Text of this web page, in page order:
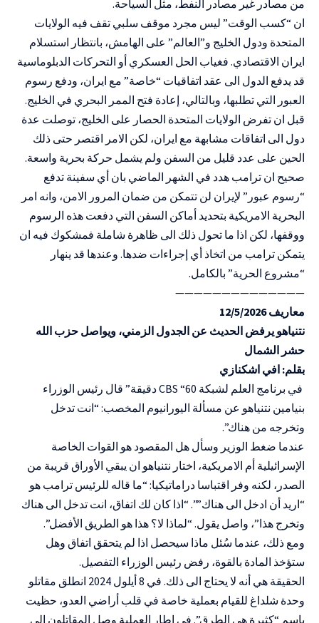
من مصادر غير مصادر النفط، مثل السياحة.
ان “كسب الوقت” ليس مجرد موقف سلبي تقف فيه الولايات
المتحدة ودول الخليج و”العالم” على الهامش، بانتظار استسلام
ايران الاقتصادي. فغياب الحل العسكري أو التحركات الدبلوماسية
قد يدفع الدول الى عقد اتفاقيات “خاصة” مع ايران، ودفع رسوم
العبور التي تطلبها، وبالتالي، إعادة فتح الممر البحري في الخليج.
قبل ان تفرض الولايات المتحدة الحصار على الخليج، توصلت عدة
دول الى اتفاقات مشابهة مع ايران، لكن الامر اقتصر حتى ذلك
الحين على عدد قليل من السفن ولم يشمل حركة بحرية واسعة.
صحيح ان ترامب هدد في الشهر الماضي بان أي سفينة تدفع
“رسوم عبور” لإيران لن تتمكن من ضمان المرور الامن، وانه امر
البحرية الامريكية بتحديد أماكن السفن التي دفعت هذه الرسوم
ووقفها، لكن اذا ما تحول ذلك الى ظاهرة شاملة فمشكوك فيه ان
يتمكن ترامب من اتخاذ أي إجراءات ضدها. وعندها قد ينهار
“مشروع الحرية” بالكامل.
——————————————
معاريف 12/5/2026
نتنياهو يرفض الحديث عن الجدول الزمني، ويواصل حزب الله
حشر الشمال
بقلم: افي اشكنازي
في برنامج العلم لشبكة CBS “60 دقيقة” قال رئيس الوزراء
بنيامين نتنياهو عن مسألة اليورانيوم المخصب: “انت تدخل
وتخرجه من هناك”.
عندما ضغط الوزير وسأل هل المقصود هو القوات الخاصة
الإسرائيلية أم الامريكية، اختار نتنياهو ان يبقي الأوراق قريبة من
الصدر، لكنه وفر اقتباسا دراماتيكيا: “ما قاله للرئيس ترامب هو
“اريد أن ادخل الى هناك””. “اذا كان لك اتفاق، انت تدخل الى هناك
وتخرج هذا”، واصل يقول. “لماذا لا؟ هذا هو الطريق الأفضل”.
ومع ذلك، عندما سُئل ماذا سيحصل اذا لم يتحقق اتفاق وهل
ستؤخذ المادة بالقوة، رفض رئيس الوزراء التفصيل.
الحقيقة هي أنه لا يحتاج الى ذلك. في 8 أيلول 2024 انطلق مقاتلو
وحدة شلداغ للقيام بعملية خاصة في قلب أراضي العدو، حظيت
باسم “كثيرة هي الطرق”. في اطار العملية وصل المقاتلون الى